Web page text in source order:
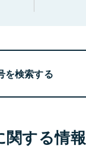
を検索する
関する情報